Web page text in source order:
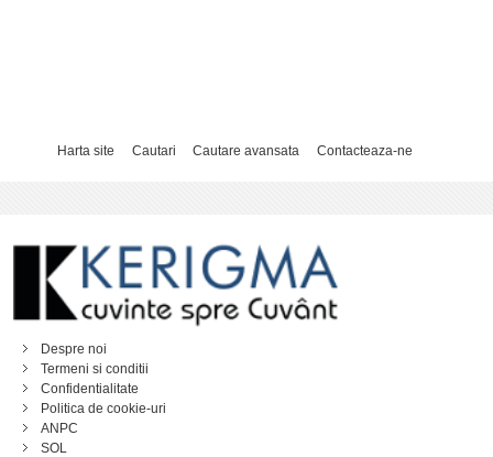
Harta site Cautari Cautare avansata Contacteaza-ne
Despre noi
Termeni si conditii
Confidentialitate
Politica de cookie-uri
ANPC
SOL